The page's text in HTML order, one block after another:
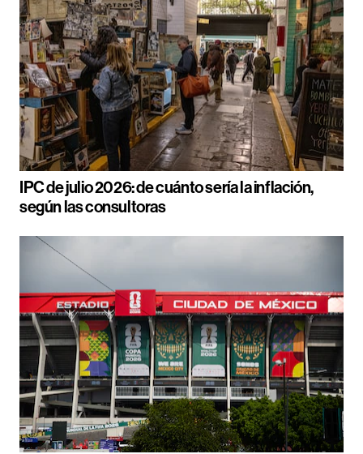
IPC de julio 2026: de cuánto sería la inflación,
según las consultoras